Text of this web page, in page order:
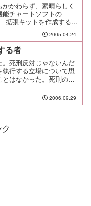
かわらず、素晴らしく
能チャートソフトの
拡張キットを作成するこ
々な条件でスクリーニン
るが、その書式はＸＭＬ
ばかりのＸＭＬの知識
例...
2005.04.24
る者
。死刑反対じゃないんだ
執行する立場について思
とはなかった。死刑の現
立たされた時、仮にそ
手に委ねられたら、死刑
2006.09.29